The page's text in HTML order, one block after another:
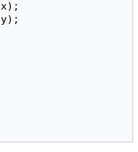
x);
y);